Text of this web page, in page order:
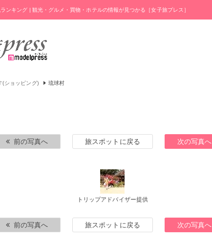
ンキング | 観光・グルメ・買物・ホテルの情報が見つかる［女子旅プレス］
(ショッピング) 琉球村
前の写真へ 旅スポットに戻る 次の写真へ
トリップアドバイザー提供
前の写真へ 旅スポットに戻る 次の写真へ